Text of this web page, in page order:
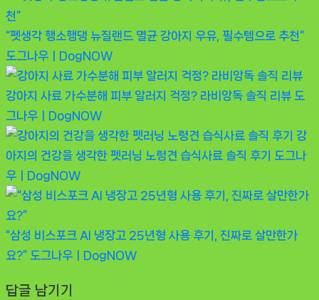
“펫생각 행소행댕 뉴질랜드 멸균 강아지 우유, 필수템으로 추천”
도그나우ㅣDogNOW
강아지 사료 가수분해 피부 알러지 걱정? 라비앙독 솔직 리뷰 도
그나우ㅣDogNOW
강
아지의 건강을 생각한 펫러닝 노령견 습식사료 솔직 후기
도그나
우ㅣDogNOW
“삼성 비스포크 AI 냉장고 25년형 사용 후기, 진짜로 살만한가
요?” 도그나우ㅣDogNOW
답글 남기기